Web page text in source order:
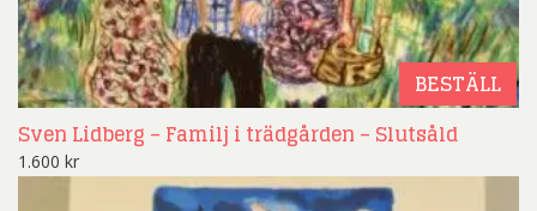
BESTÄLL
Sven Lidberg – Familj i trädgården – Slutsåld
1.600 kr